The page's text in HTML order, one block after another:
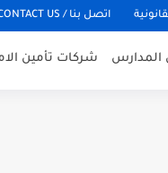
اتصل بنا / CONTACT US
المدارس شركات تأمين